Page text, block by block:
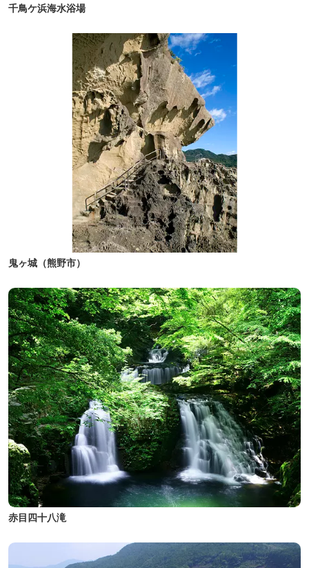
千鳥ケ浜海水浴場
鬼ヶ城（熊野市）
赤目四十八滝